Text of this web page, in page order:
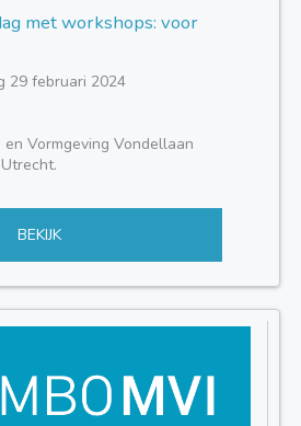
met workshops: voor
29 februari 2024
en Vormgeving Vondellaan
BEKIJK